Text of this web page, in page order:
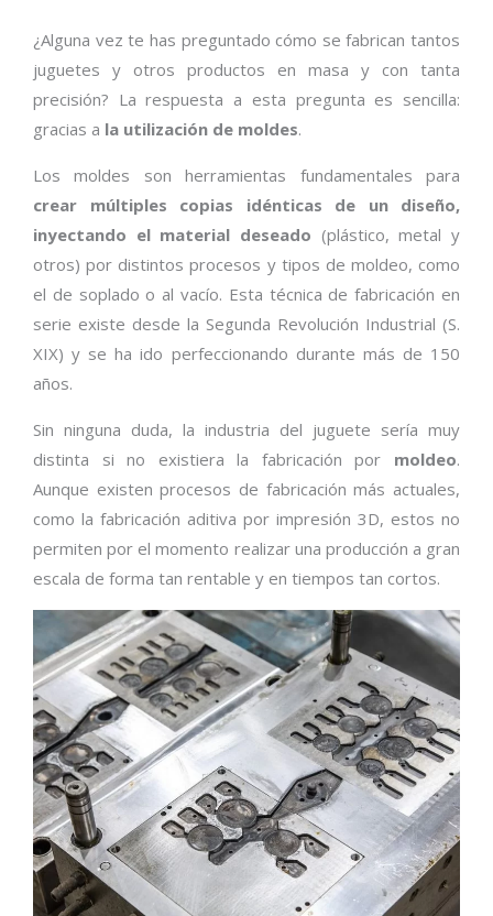
¿Alguna vez te has preguntado cómo se fabrican tantos
juguetes y otros productos en masa y con tanta
precisión? La respuesta a esta pregunta es sencilla:
gracias a la utilización de moldes.
Los moldes son herramientas fundamentales para
crear múltiples copias idénticas de un diseño,
inyectando el material deseado (plástico, metal y
otros) por distintos procesos y tipos de moldeo, como
el de soplado o al vacío. Esta técnica de fabricación en
serie existe desde la Segunda Revolución Industrial (S.
XIX) y se ha ido perfeccionando durante más de 150
años.
Sin ninguna duda, la industria del juguete sería muy
distinta si no existiera la fabricación por moldeo.
Aunque existen procesos de fabricación más actuales,
como la fabricación aditiva por impresión 3D, estos no
permiten por el momento realizar una producción a gran
escala de forma tan rentable y en tiempos tan cortos.